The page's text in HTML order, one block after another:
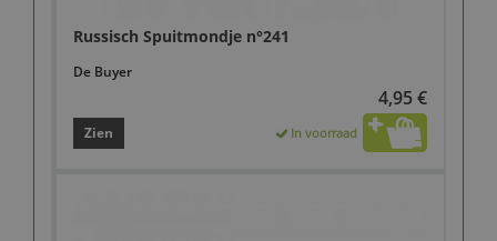
Russisch Spuitmondje n°241
De Buyer
4,95 €
Zien In voorraad